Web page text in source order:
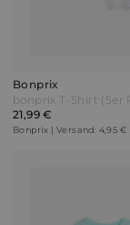
Bonprix
21,99 €
Bonprix | Versand: 4,95 €